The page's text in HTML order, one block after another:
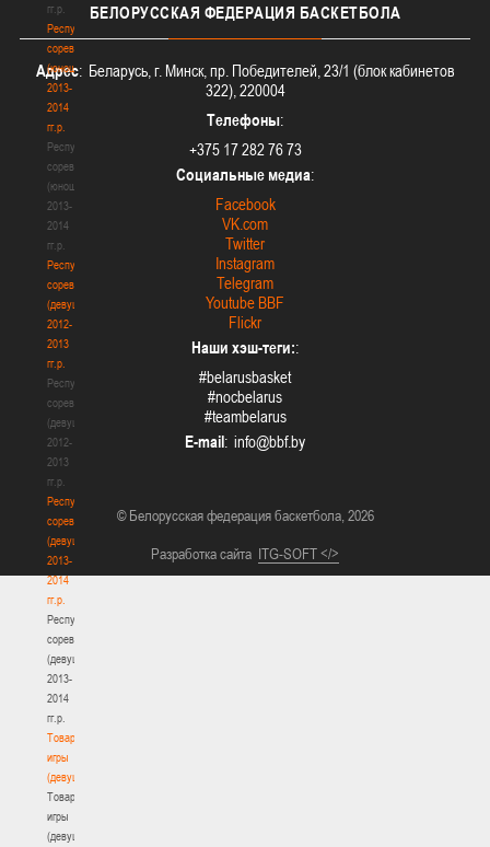
гг.р.
Республиканские
соревнования
(юноши)
2013-
2014
гг.р.
Республиканские
соревнования
(юноши)
2013-
2014
гг.р.
Республиканские
соревнования
(девушки)
2012-
2013
гг.р.
Республиканские
соревнования
(девушки)
2012-
2013
гг.р.
Республиканские
соревнования
(девушки)
2013-
2014
гг.р.
Республиканские
соревнования
(девушки)
2013-
2014
гг.р.
Товарищеские
игры
(девушки)
Товарищеские
игры
(девушки)
БЕЛОРУССКАЯ ФЕДЕРАЦИЯ БАСКЕТБОЛА
Адрес: Беларусь, г. Минск, пр. Победителей, 23/1 (блок кабинетов
322), 220004
Телефоны:
+375 17 282 76 73
Социальные медиа:
Facebook
VK.com
Twitter
Instagram
Telegram
Youtube BBF
Flickr
Наши хэш-теги::
#belarusbasket
#nocbelarus
#teambelarus
E-mail:
© Белорусская федерация баскетбола, 2026
Разработка сайта ITG-SOFT </>